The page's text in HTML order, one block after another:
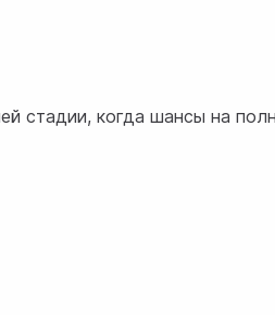
стадии, когда шансы на